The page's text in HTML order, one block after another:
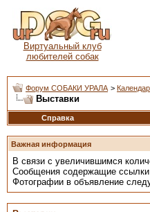
Виртуальный клуб
любителей собак
Форум СОБАКИ УРАЛА >
Выставки
Справка
Важная информация
В связи с увеличившимся
Сообщения содержащие ссылки
Фотографии в объявление